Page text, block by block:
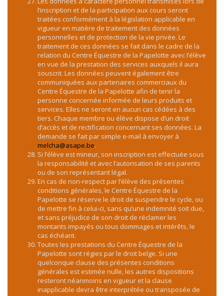
l’inscription et de la participation aux cours seront
traitées conformément à la législation applicable en
vigueur en matière de traitement des données
personnelles et de protection de la vie privée. Le
traitement de ces données se fait dans le cadre de la
relation du Centre Équestre de la Papelotte avec l’élève
en vue de la prestation des services auxquels il aura
souscrit. Les données peuvent également être
communiquées aux partenaires commerciaux du
Centre Équestre de la Papelotte afin de tenir la
personne concernée informée de leurs produits et
services. Elles ne seront en aucun cas cédées à des
tiers. Chaque membre ou élève dispose d’un droit
d’accès et de rectification concernant ses données. La
demande se fait par simple e-mail à envoyer à
melcha@asape.be.
Si l’élève est mineur, son inscription est effectuée sous
la responsabilité et avec l’autorisation de ses parents
ou de son représentant légal.
En cas de non-respect par l’élève des présentes
conditions générales, le Centre Équestre de la
Papelotte se réserve le droit de suspendre le cycle, ou
de mettre fin à celui-ci, sans qu’une indemnité soit due,
et sans préjudice de son droit de réclamer les
montants impayés ou tous dommages et intérêts, le
cas échéant.
Toutes les prestations du Centre Équestre de la
Papelotte sont régies par le droit belge. Si une
quelconque clause des présentes conditions
générales est estimée nulle, les autres dispositions
resteront néanmoins en vigueur et la clause
inapplicable devra être interprétée ou transposée de